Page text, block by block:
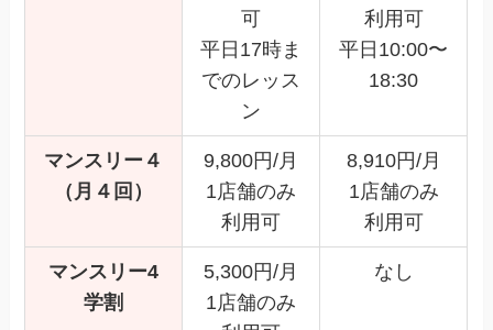
可
平日17時ま
でのレッス
ン
利用可
平日10:00〜
18:30
マンスリー４
（月４回）
9,800円/月
1店舗のみ
利用可
8,910円/月
1店舗のみ
利用可
マンスリー4
学割
5,300円/月
1店舗のみ
なし